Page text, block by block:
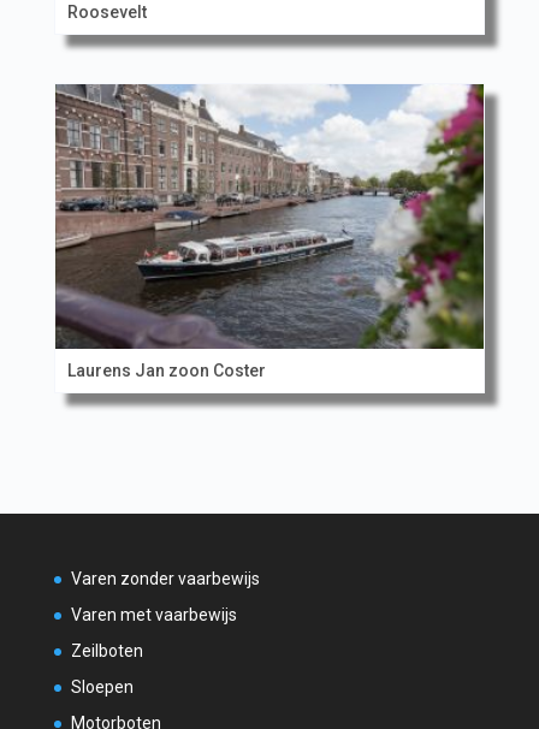
Roosevelt
Laurens Jan zoon Coster
Varen zonder vaarbewijs
Varen met vaarbewijs
Zeilboten
Sloepen
Motorboten